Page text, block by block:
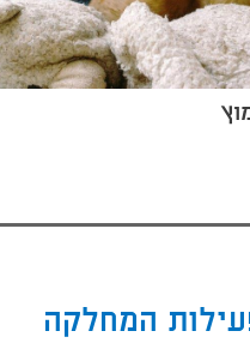
המחלקה